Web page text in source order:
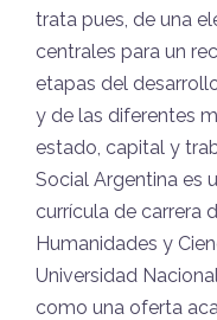
trata pues, de una
centrales para un
etapas del
y de las diferentes
estado, capital y
Social Argentina es
currícula de carrera
Humanidades y
Universidad
como una oferta